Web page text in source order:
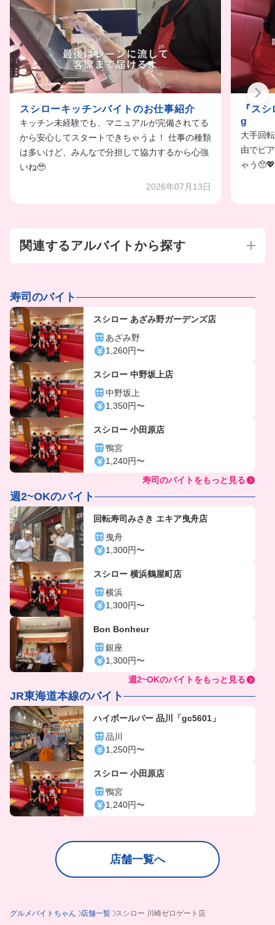
スシローキッチンバイトのお仕事紹介
キッチン未経験でも、マニュアルが完備されてる
から安心してスタートできちゃうよ！ 仕事の種類
は多いけど、みんなで分担して協力するから心強
いね🥹
2026年07月13日
『ス
g
大手回
由でピ
ゃう
関連するアルバイトから探す
寿司のバイト
スシロー あざみ野ガーデンズ店
あざみ野
1,260円〜
スシロー 中野坂上店
中野坂上
1,350円〜
スシロー 小田原店
鴨宮
1,240円〜
寿司のバイトをもっと見る
週2~OKのバイト
回転寿司みさき エキア曳舟店
曳舟
1,300円〜
スシロー 横浜鶴屋町店
横浜
1,300円〜
Bon Bonheur
銀座
1,300円〜
週2~OKのバイトをもっと見る
JR東海道本線のバイト
ハイボールバー 品川「gc5601」
品川
1,250円〜
スシロー 小田原店
鴨宮
1,240円〜
店舗一覧へ
グルメバイトちゃん 店舗一覧 スシロー 川崎ゼロゲート店